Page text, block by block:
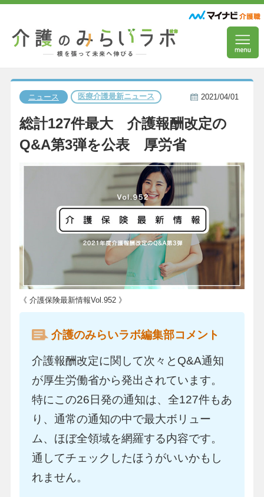
ニュース 医療介護最新ニュース 2021/04/01
総計127件最大 介護報酬改定の
Q&A第3弾を公表 厚労省
《 介護保険最新情報Vol.952 》
介護のみらいラボ編集部コメント
介護報酬改定に関して次々とQ&A通知
が厚生労働省から発出されています。
特にこの26日発の通知は、全127件もあ
り、通常の通知の中で最大ボリュー
ム、ほぼ全領域を網羅する内容です。
通してチェックしたほうがいいかもし
れません。